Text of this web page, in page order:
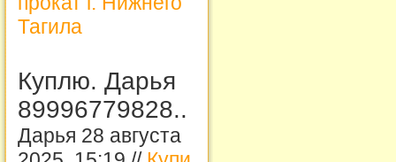
Тагила
Куплю. Дарья
89996779828..
Дарья 28 августа